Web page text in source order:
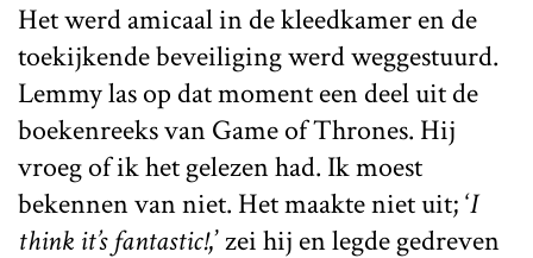
Het werd amicaal in de kleedkamer en de
toekijkende beveiliging werd weggestuurd.
Lemmy las op dat moment een deel uit de
boekenreeks van Game of Thrones. Hij
vroeg of ik het gelezen had. Ik moest
bekennen van niet. Het maakte niet uit; ‘I
think it’s fantastic!,’ zei hij en legde gedreven